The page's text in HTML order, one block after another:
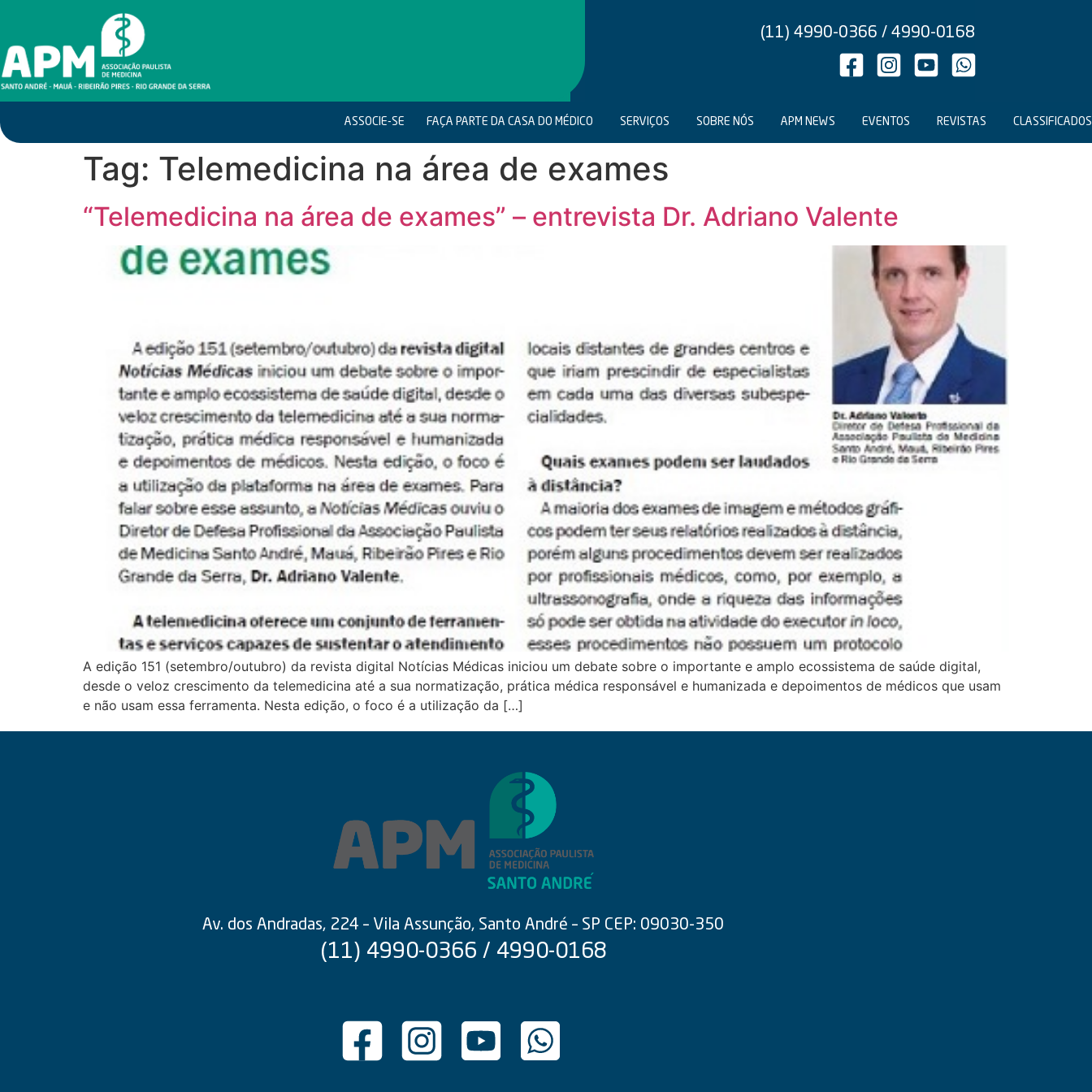
(11) 4990-0366 / 4990-0168
ASSOCIE-SE FAÇA PARTE DA CASA DO MÉDICO SERVIÇOS SOBRE NÓS APM NEWS EVENTOS REVISTAS CLASSIFICADOS
Tag: Telemedicina na área de exames
“Telemedicina na área de exames” – entrevista Dr. Adriano Valente
A edição 151 (setembro/outubro) da revista digital Notícias Médicas iniciou um debate sobre o importante e amplo ecossistema de saúde digital,
desde o veloz crescimento da telemedicina até a sua normatização, prática médica responsável e humanizada e depoimentos de médicos que usam
e não usam essa ferramenta. Nesta edição, o foco é a utilização da […]
Av. dos Andradas, 224 – Vila Assunção, Santo André – SP CEP: 09030-350
(11) 4990-0366 / 4990-0168